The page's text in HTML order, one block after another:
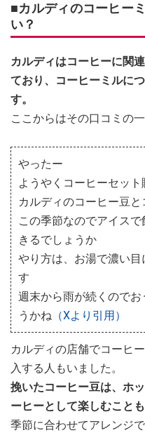
■カルディのコーヒー
い？
カルディはコーヒーに関
ており、コーヒーミルに
す。
ここからはその口コミの
やったー
ようやくコーヒーセット
カルディのコーヒー豆
この季節なのでアイス
きるでしょうか
やり方は、お湯で濃い
す
週末から雨が続くので
うかね （Xより引用）
カルディの店舗でコーヒ
入する人もいました。
挽いたコーヒー豆は、ホ
ーヒーとして楽しむこと
季節に合わせてアレンジ